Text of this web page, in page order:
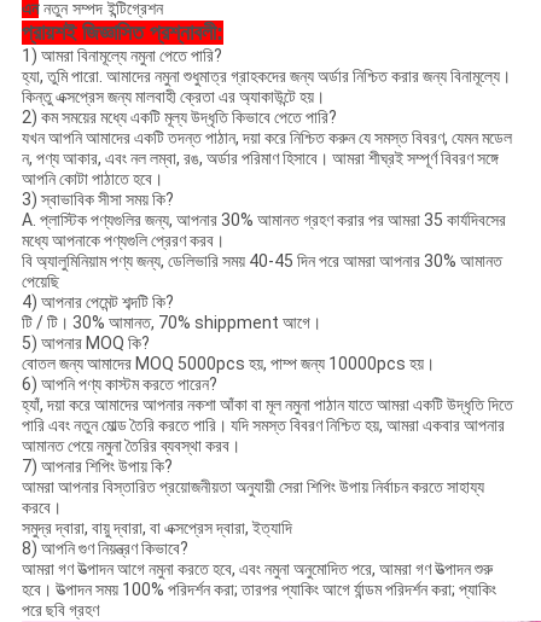
এননতুন সম্পদ ইন্টিগ্রেশন
প্রায়শই জিজ্ঞাসিত প্রশ্নাবলী:
1) আমরা বিনামূল্যে নমুনা পেতে পারি?
হ্যা, তুমি পারো. আমাদের নমুনা শুধুমাত্র গ্রাহকদের জন্য অর্ডার নিশ্চিত করার জন্য বিনামূল্যে।
কিন্তু এক্সপ্রেস জন্য মালবাহী ক্রেতা এর অ্যাকাউন্টে হয়।
2) কম সময়ের মধ্যে একটি মূল্য উদ্ধৃতি কিভাবে পেতে পারি?
যখন আপনি আমাদের একটি তদন্ত পাঠান, দয়া করে নিশ্চিত করুন যে সমস্ত বিবরণ, যেমন মডেল
ন, পণ্য আকার, এবং নল লম্বা, রঙ, অর্ডার পরিমাণ হিসাবে। আমরা শীঘ্রই সম্পূর্ণ বিবরণ সঙ্গে
আপনি কোটা পাঠাতে হবে।
3) স্বাভাবিক সীসা সময় কি?
A. প্লাস্টিক পণ্যগুলির জন্য, আপনার 30% আমানত গ্রহণ করার পর আমরা 35 কার্যদিবসের
মধ্যে আপনাকে পণ্যগুলি প্রেরণ করব।
বি অ্যালুমিনিয়াম পণ্য জন্য, ডেলিভারি সময় 40-45 দিন পরে আমরা আপনার 30% আমানত
পেয়েছি
4) আপনার পেমেন্ট শব্দটি কি?
টি / টি। 30% আমানত, 70% shippment আগে।
5) আপনার MOQ কি?
বোতল জন্য আমাদের MOQ 5000pcs হয়, পাম্প জন্য 10000pcs হয়।
6) আপনি পণ্য কাস্টম করতে পারেন?
হ্যাঁ, দয়া করে আমাদের আপনার নকশা আঁকা বা মূল নমুনা পাঠান যাতে আমরা একটি উদ্ধৃতি দিতে
পারি এবং নতুন মোল্ড তৈরি করতে পারি। যদি সমস্ত বিবরণ নিশ্চিত হয়, আমরা একবার আপনার
আমানত পেয়ে নমুনা তৈরির ব্যবস্থা করব।
7) আপনার শিপিং উপায় কি?
আমরা আপনার বিস্তারিত প্রয়োজনীয়তা অনুযায়ী সেরা শিপিং উপায় নির্বাচন করতে সাহায্য
করবে।
সমুদ্র দ্বারা, বায়ু দ্বারা, বা এক্সপ্রেস দ্বারা, ইত্যাদি
8) আপনি গুণ নিয়ন্ত্রণ কিভাবে?
আমরা গণ উত্পাদন আগে নমুনা করতে হবে, এবং নমুনা অনুমোদিত পরে, আমরা গণ উত্পাদন শুরু
হবে। উত্পাদন সময় 100% পরিদর্শন করা; তারপর প্যাকিং আগে র্যান্ডম পরিদর্শন করা; প্যাকিং
পরে ছবি গ্রহণ